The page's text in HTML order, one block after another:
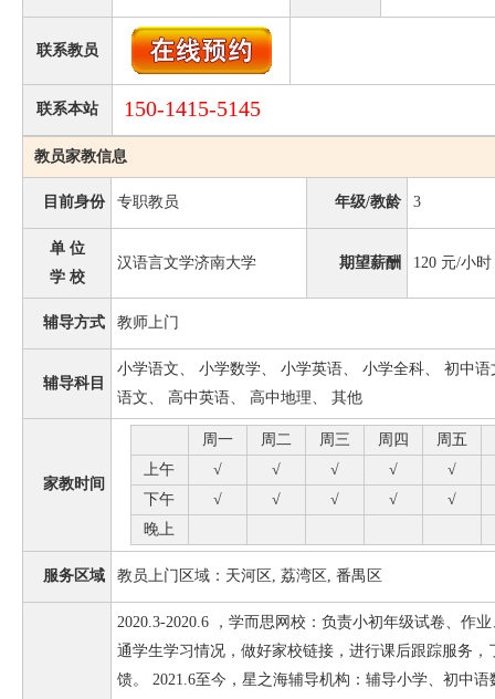
联系教员
联系本站 150-1415-5145
教员家教信息
目前身份 专职教员 年级/教龄 3
单 位
学 校
汉语言文学济南大学 期望薪酬 120 元/小时
辅导方式 教师上门
辅导科目
小学语文、 小学数学、 小学英语、 小学全科、 初中
语文、 高中英语、 高中地理、 其他
家教时间
周一 周二 周三 周四 周五
上午
√ √ √ √
√
下午
√ √ √ √
√
晚上
服务区域 教员上门区域：天河区, 荔湾区, 番禺区
2020.3-2020.6 ，学而思网校：负责小初年级试卷、作
通学生学习情况，做好家校链接，进行课后跟踪服务
馈。 2021.6至今，星之海辅导机构：辅导小学、初中